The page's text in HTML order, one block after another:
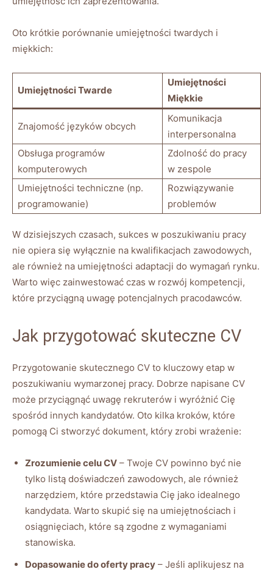
Oto krótkie porównanie umiejętności twardych i
miękkich:
Umiejętności Twarde
Umiejętności
Miękkie
Znajomość języków obcych
Komunikacja
interpersonalna
Obsługa programów
komputerowych
Zdolność do pracy
w zespole
Umiejętności techniczne (np.
programowanie)
Rozwiązywanie
problemów
W dzisiejszych czasach, sukces w poszukiwaniu pracy
nie opiera się wyłącznie na kwalifikacjach zawodowych,
ale również na umiejętności adaptacji do wymagań rynku.
Warto więc zainwestować czas w rozwój kompetencji,
które przyciągną uwagę potencjalnych pracodawców.
Jak przygotować skuteczne CV
Przygotowanie skutecznego CV to kluczowy etap w
poszukiwaniu wymarzonej pracy. Dobrze napisane CV
może przyciągnąć uwagę rekruterów i wyróżnić Cię
spośród innych kandydatów. Oto kilka kroków, które
pomogą Ci stworzyć dokument, który zrobi wrażenie:
Zrozumienie celu CV – Twoje CV powinno być nie
tylko listą doświadczeń zawodowych, ale również
narzędziem, które przedstawia Cię jako idealnego
kandydata. Warto skupić się na umiejętnościach i
osiągnięciach, które są zgodne z wymaganiami
stanowiska.
Dopasowanie do oferty pracy – Jeśli aplikujesz na